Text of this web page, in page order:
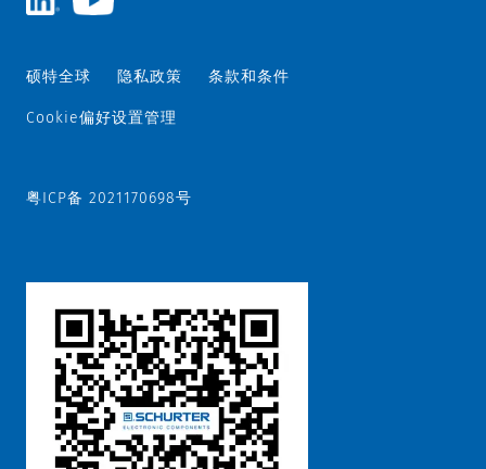
硕特全球 隐私政策 条款和条件
Cookie偏好设置管理
粤ICP备 2021170698号